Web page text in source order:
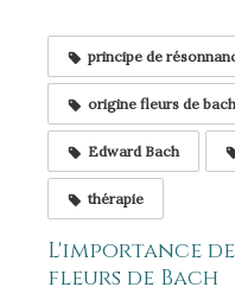
principe de
origine fleurs de bach
Edward Bach
thérapie
L'importance
fleurs de Bach